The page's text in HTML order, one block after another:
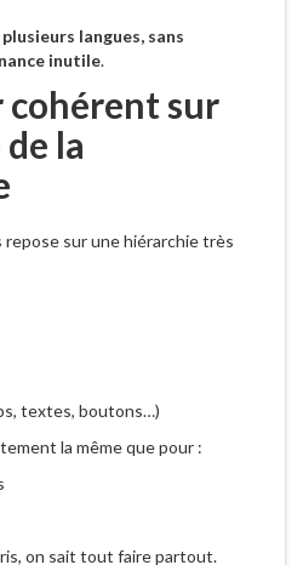
langues, sans
inutile.
sur
de la
repose sur une hiérarchie très
textes, boutons…)
la même que pour :
on sait tout faire partout.